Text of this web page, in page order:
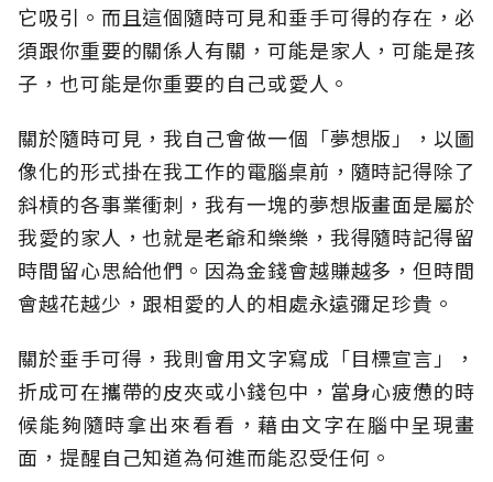
它吸引。而且這個隨時可見和垂手可得的存在，必
須跟你重要的關係人有關，可能是家人，可能是孩
子，也可能是你重要的自己或愛人。
關於隨時可見，我自己會做一個「夢想版」，以圖
像化的形式掛在我工作的電腦桌前，隨時記得除了
斜槓的各事業衝刺，我有一塊的夢想版畫面是屬於
我愛的家人，也就是老爺和樂樂，我得隨時記得留
時間留心思給他們。因為金錢會越賺越多，但時間
會越花越少，跟相愛的人的相處永遠彌足珍貴。
關於垂手可得，我則會用文字寫成「目標宣言」，
折成可在攜帶的皮夾或小錢包中，當身心疲憊的時
候能夠隨時拿出來看看，藉由文字在腦中呈現畫
面，提醒自己知道為何進而能忍受任何。